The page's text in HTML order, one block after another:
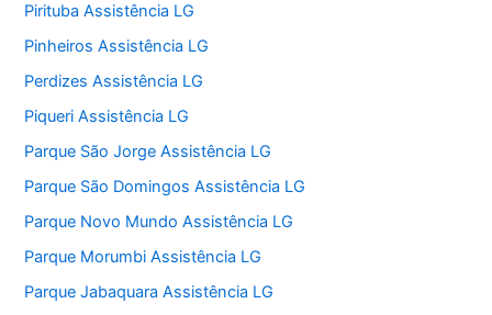
Pirituba Assistência LG
Pinheiros Assistência LG
Perdizes Assistência LG
Piqueri Assistência LG
Parque São Jorge Assistência LG
Parque São Domingos Assistência LG
Parque Novo Mundo Assistência LG
Parque Morumbi Assistência LG
Parque Jabaquara Assistência LG